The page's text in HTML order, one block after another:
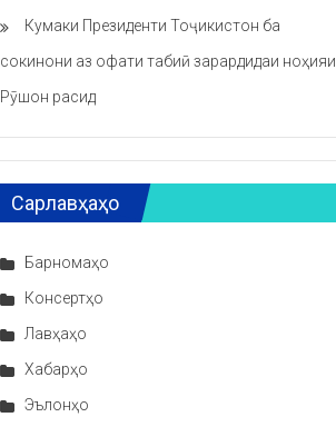
Кумаки Президенти Тоҷикистон ба
сокинони аз офати табиӣ зарардидаи ноҳияи
Рӯшон расид
Сарлавҳаҳо
Барномаҳо
Консертҳо
Лавҳаҳо
Хабарҳо
Эълонҳо